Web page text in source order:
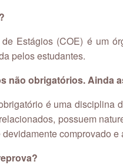
Estágios (COE) é um
pelos estudantes.
não obrigatórios. Ainda
é uma disciplina
possuem
comprovado